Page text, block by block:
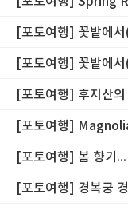
[포토여행] 꽃밭에
[포토여행] 꽃밭에
[포토여행] 후지산의
[포토여행]
[포토여행] 봄 향기
[포토여행] 경복궁